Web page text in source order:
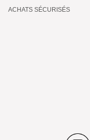
ACHATS SÉCURISÉS